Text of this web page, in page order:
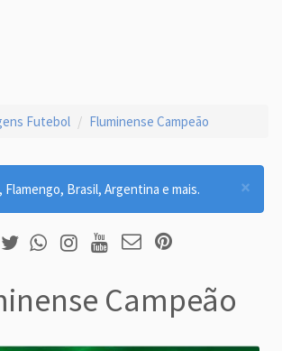
Futebol Fluminense Campeão
×
Flamengo, Brasil, Argentina e mais.
Campeão